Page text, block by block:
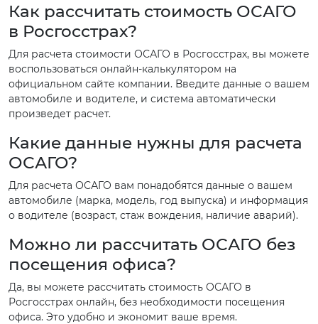
Как рассчитать стоимость ОСАГО
в Росгосстрах?
Для расчета стоимости ОСАГО в Росгосстрах, вы можете
воспользоваться онлайн-калькулятором на
официальном сайте компании. Введите данные о вашем
автомобиле и водителе, и система автоматически
произведет расчет.
Какие данные нужны для расчета
ОСАГО?
Для расчета ОСАГО вам понадобятся данные о вашем
автомобиле (марка, модель, год выпуска) и информация
о водителе (возраст, стаж вождения, наличие аварий).
Можно ли рассчитать ОСАГО без
посещения офиса?
Да, вы можете рассчитать стоимость ОСАГО в
Росгосстрах онлайн, без необходимости посещения
офиса. Это удобно и экономит ваше время.